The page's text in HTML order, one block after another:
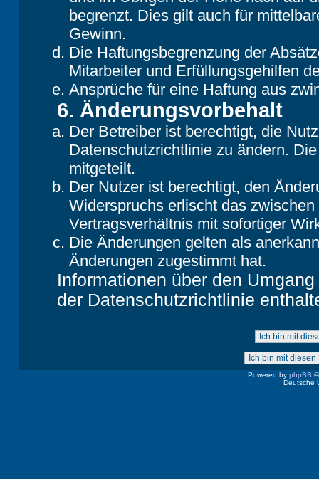
begrenzt. Dies gilt auch für
Gewinn.
Die Haftungsbegrenzung der
Mitarbeiter und Erfüllungsgehilfen
Ansprüche für eine Haftung aus
6. Änderungsvorbehalt
Der Betreiber ist berechtigt, die
Datenschutzrichtlinie zu ändern.
mitgeteilt.
Der Nutzer ist berechtigt, den
Widerspruchs erlischt das
Vertragsverhältnis mit sofortiger
Die Änderungen gelten als
Änderungen zugestimmt hat.
Informationen über den
der Datenschutzrichtlinie
Powered by phpBB
Deutsche